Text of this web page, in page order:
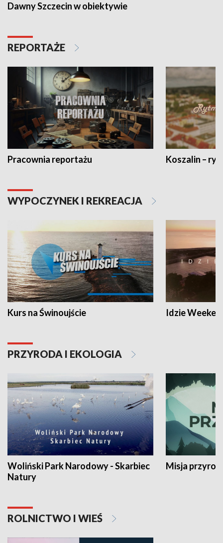
Dawny Szczecin w obiektywie
REPORTAŻE
Pracownia reportażu Koszalin –
WYPOCZYNEK I REKREACJA
Kurs na Świnoujście Idzie
PRZYRODA I EKOLOGIA
Woliński Park Narodowy - Skarbiec
Natury
Misja
ROLNICTWO I WIEŚ